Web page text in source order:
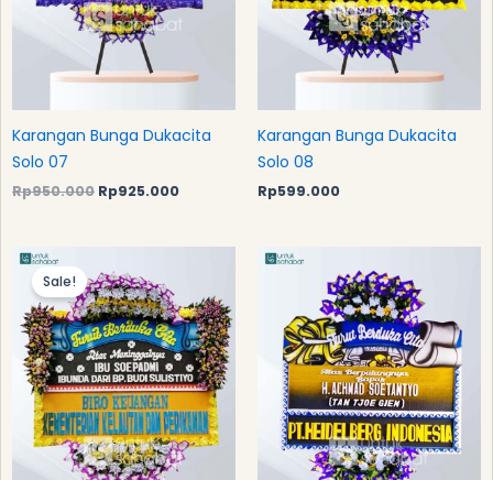
Karangan Bunga Dukacita
Solo 07
Rp950.000 Rp925.000
Karangan Bunga Dukacita
Solo 08
Rp599.000
Sale!
price
was:
Rp1.200.000.Rp1.185.000.